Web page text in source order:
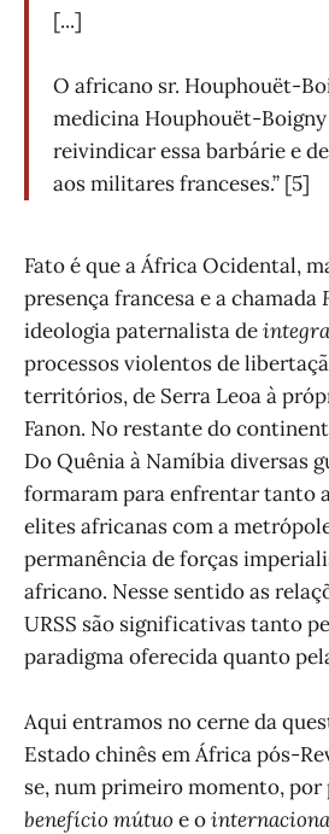
[...]
O africano sr. Houphouët-
medicina Houphouët-
reivindicar essa barbárie e
aos militares franceses.” [5]
Fato é que a África Ocidental,
presença francesa e a chamada
ideologia paternalista de
processos violentos de
territórios, de Serra Leoa à
Fanon. No restante do
Do Quênia à Namíbia diversas
formaram para enfrentar tanto
elites africanas com a
permanência de forças
africano. Nesse sentido as
URSS são significativas tanto
paradigma oferecida quanto
Aqui entramos no cerne da
Estado chinês em África pós-
se, num primeiro momento, por
benefício mútuo e o